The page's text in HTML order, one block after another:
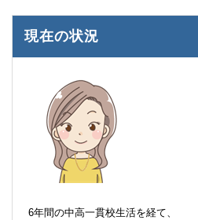
現在の状況
6年間の中高一貫校生活を経て、